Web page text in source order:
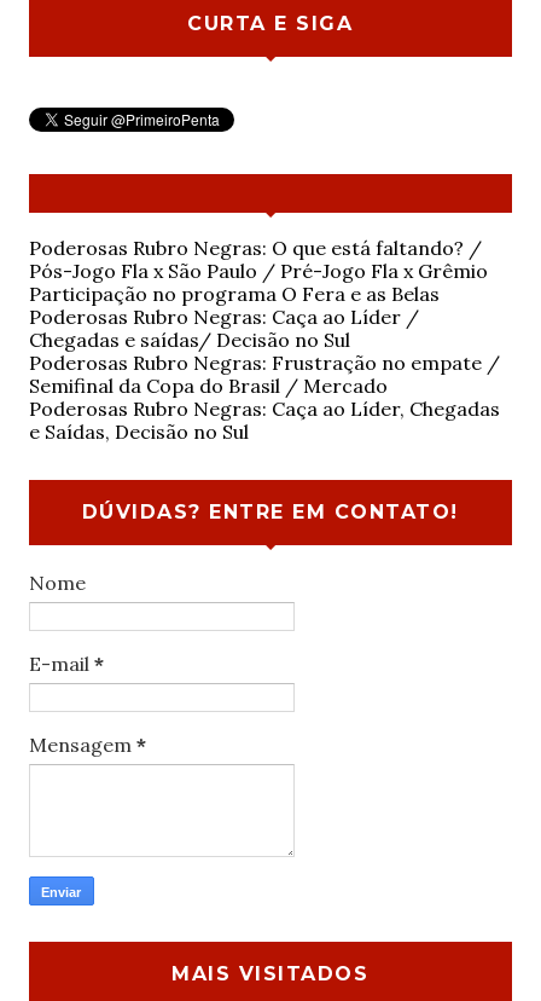
CURTA E SIGA
Poderosas Rubro Negras: O que está faltando? /
Pós-Jogo Fla x São Paulo / Pré-Jogo Fla x Grêmio
Participação no programa O Fera e as Belas
Poderosas Rubro Negras: Caça ao Líder /
Chegadas e saídas/ Decisão no Sul
Poderosas Rubro Negras: Frustração no empate /
Semifinal da Copa do Brasil / Mercado
Poderosas Rubro Negras: Caça ao Líder, Chegadas
e Saídas, Decisão no Sul
DÚVIDAS? ENTRE EM CONTATO!
Nome
E-mail *
Mensagem *
MAIS VISITADOS